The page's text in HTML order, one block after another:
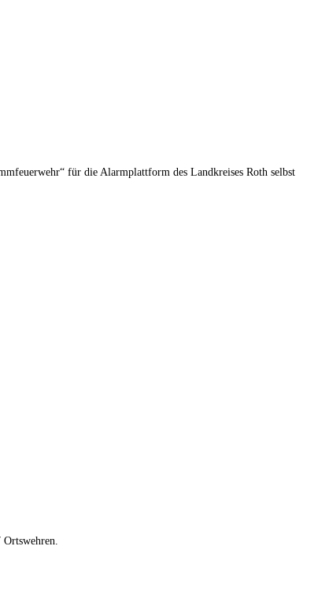
für die Alarmplattform des Landkreises Roth selbst